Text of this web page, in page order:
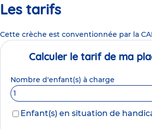
Les tarifs
Cette crèche est conventionnée par la
Calculer le tarif de ma
Nombre d'enfant(s) à charge
1
Enfant(s) en situation de